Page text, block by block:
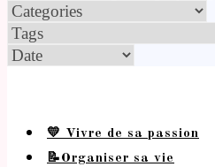
💛 Vivre de sa passion
📝Organiser sa vie